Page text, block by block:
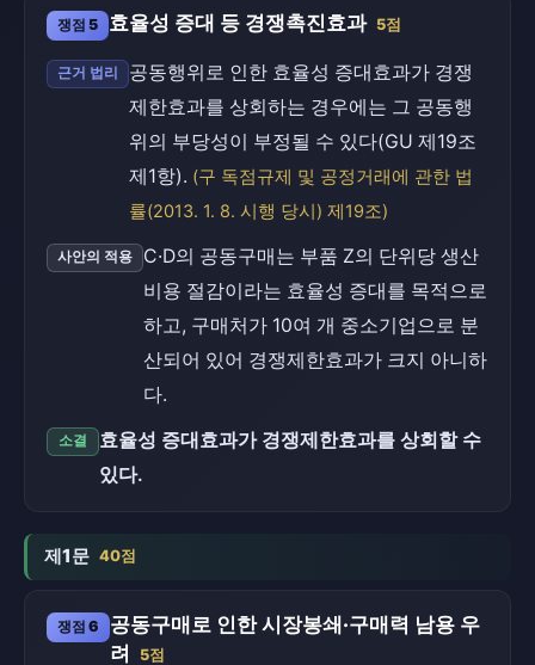
쟁점 5 효율성 증대 등 경쟁촉진효과 5점
근거 법리
공동행위로 인한 효율성 증대효과가 경쟁
제한효과를 상회하는 경우에는 그 공동행
위의 부당성이 부정될 수 있다(GU 제19조
제1항). (구 독점규제 및 공정거래에 관한 법
률(2013. 1. 8. 시행 당시) 제19조)
사안의 적용
C·D의 공동구매는 부품 Z의 단위당 생산
비용 절감이라는 효율성 증대를 목적으로
하고, 구매처가 10여 개 중소기업으로 분
산되어 있어 경쟁제한효과가 크지 아니하
다.
소결
효율성 증대효과가 경쟁제한효과를 상회할 수
있다.
제1문 40점
쟁점 6
공동구매로 인한 시장봉쇄·구매력 남용 우
려
5점